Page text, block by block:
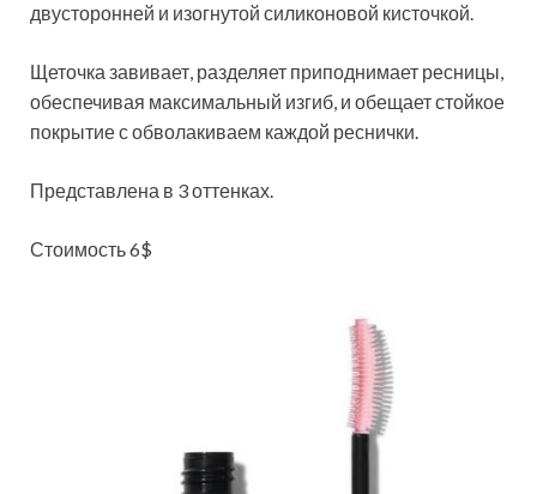
двусторонней и изогнутой силиконовой кисточкой.
Щеточка завивает, разделяет приподнимает ресницы,
обеспечивая максимальный изгиб, и обещает стойкое
покрытие с обволакиваем каждой реснички.
Представлена в 3 оттенках.
Стоимость 6$